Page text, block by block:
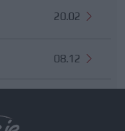
20.02
08.12